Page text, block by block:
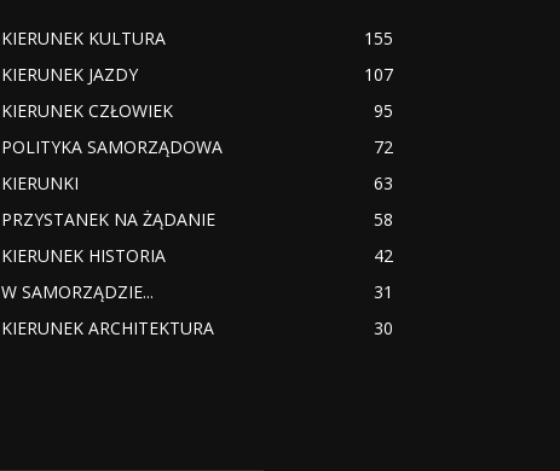
KIERUNEK KULTURA
155
KIERUNEK JAZDY
107
KIERUNEK CZŁOWIEK
95
POLITYKA SAMORZĄDOWA
72
KIERUNKI
63
PRZYSTANEK NA ŻĄDANIE
58
KIERUNEK HISTORIA
42
W SAMORZĄDZIE...
31
KIERUNEK ARCHITEKTURA
30